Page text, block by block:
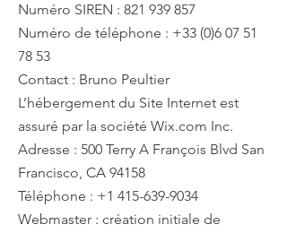
Numéro SIREN : 821 939 857
Numéro de téléphone : +33 (0)6 07 51
78 53
Contact : Bruno Peultier
L’hébergement du Site Internet est
assuré par la société Wix.com Inc.
Adresse : 500 Terry A François Blvd San
Francisco, CA 94158
Téléphone : +1 415-639-9034
Webmaster : création initiale de